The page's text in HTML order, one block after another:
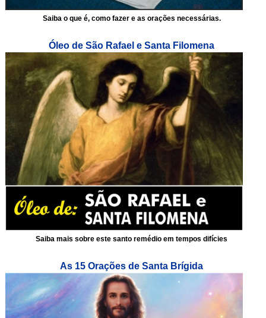
Saiba o que é, como fazer e as orações necessárias.
Óleo de São Rafael e Santa Filomena
Saiba mais sobre este santo remédio em tempos difícies
As 15 Orações de Santa Brígida